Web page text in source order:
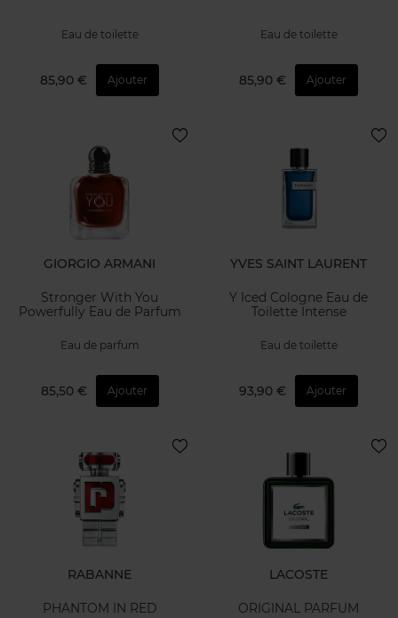
Eau de toilette
85,90 € Ajouter
Eau de toilette
85,90 € Ajouter
GIORGIO ARMANI
Stronger With You
Powerfully Eau de Parfum
Eau de parfum
85,50 € Ajouter
YVES SAINT LAURENT
Y Iced Cologne Eau de
Toilette Intense
Eau de toilette
93,90 € Ajouter
RABANNE
PHANTOM IN RED
LACOSTE
ORIGINAL PARFUM